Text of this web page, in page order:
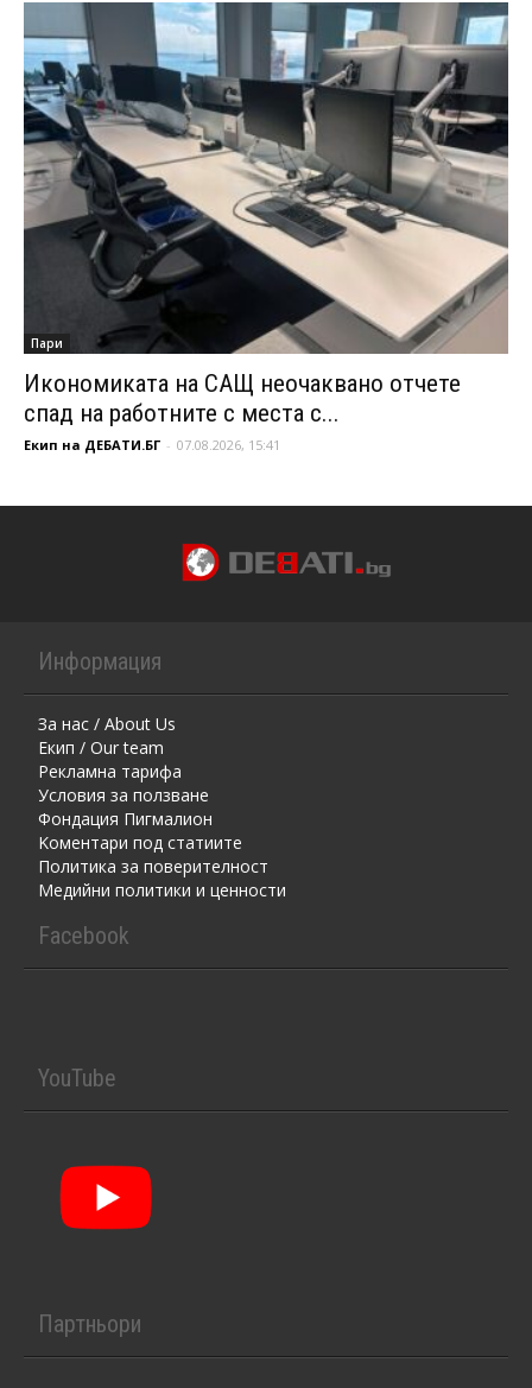
Пари
Икономиката на САЩ неочаквано отчете
спад на работните с места с...
Екип на ДЕБАТИ.БГ - 07.08.2026, 15:41
Информация
За нас / About Us
Екип / Our team
Рекламна тарифа
Условия за ползване
Фондация Пигмалион
Kоментaри под статиите
Политика за поверителност
Медийни политики и ценности
Facebook
YouTube
Партньори